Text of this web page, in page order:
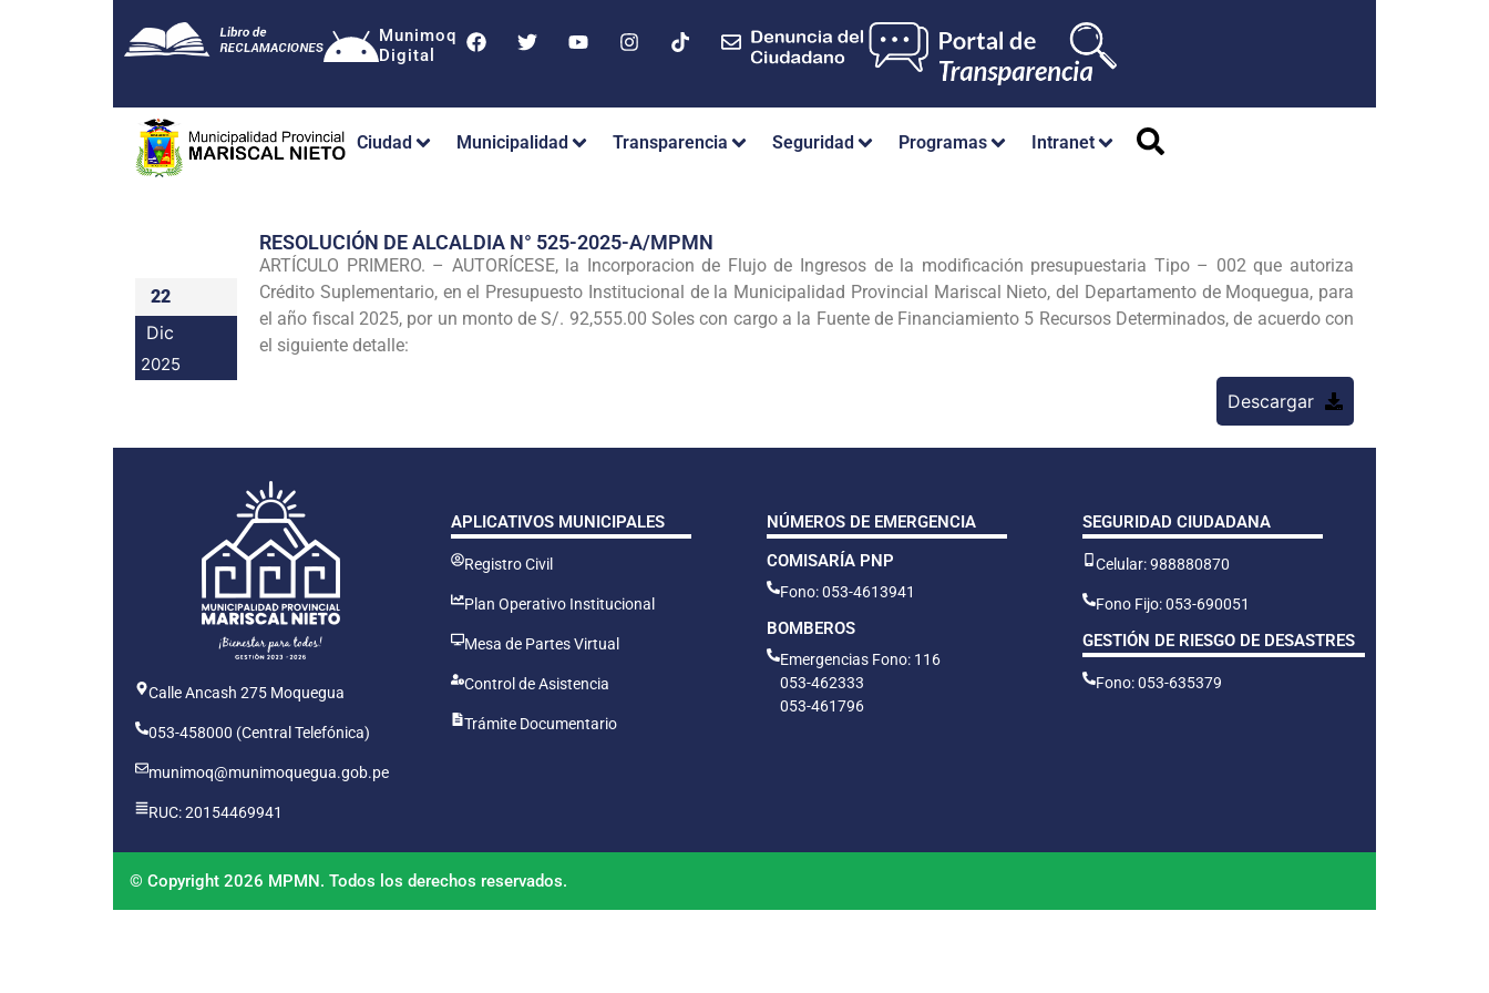
Munimoq
Digital
Ciudad Municipalidad Transparencia Seguridad Programas Intranet
22
Dic
2025
RESOLUCIÓN DE ALCALDIA N° 525-2025-A/MPMN
ARTÍCULO PRIMERO. – AUTORÍCESE, la Incorporacion de Flujo de Ingresos de la modificación presupuestaria Tipo – 002 que autoriza
Crédito Suplementario, en el Presupuesto Institucional de la Municipalidad Provincial Mariscal Nieto, del Departamento de Moquegua, para
el año fiscal 2025, por un monto de S/. 92,555.00 Soles con cargo a la Fuente de Financiamiento 5 Recursos Determinados, de acuerdo con
el siguiente detalle:
Descargar
Calle Ancash 275 Moquegua
053-458000 (Central Telefónica)
munimoq@munimoquegua.gob.pe
RUC: 20154469941
APLICATIVOS MUNICIPALES
Registro Civil
Plan Operativo Institucional
Mesa de Partes Virtual
Control de Asistencia
Trámite Documentario
NÚMEROS DE EMERGENCIA
COMISARÍA PNP
Fono: 053-4613941
BOMBEROS
Emergencias Fono: 116
053-462333
053-461796
SEGURIDAD CIUDADANA
Celular: 988880870
Fono Fijo: 053-690051
GESTIÓN DE RIESGO DE DESASTRES
Fono: 053-635379
© Copyright 2026 MPMN. Todos los derechos reservados.